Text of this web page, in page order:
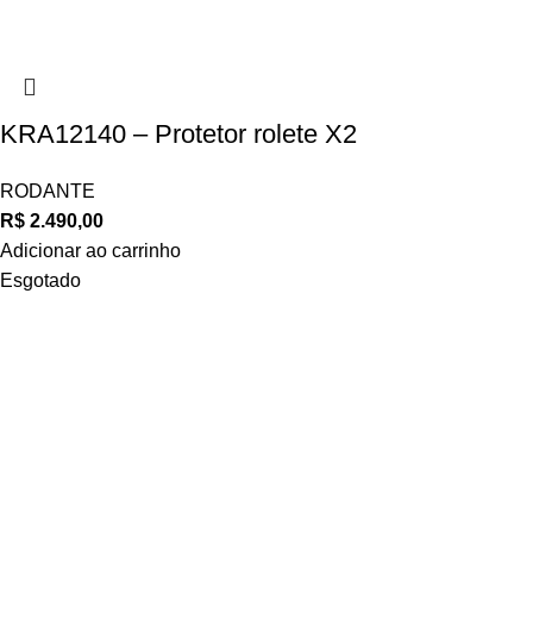
KRA12140 – Protetor rolete X2
RODANTE
R$ 2.490,00
Adicionar ao carrinho
Esgotado